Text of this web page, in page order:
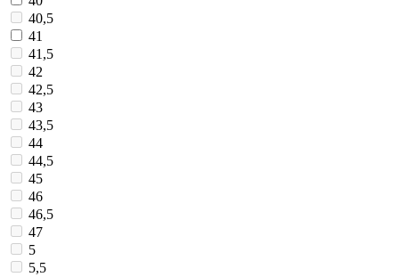
40,5
41
41,5
42
42,5
43
43,5
44
44,5
45
46
46,5
47
5
5,5